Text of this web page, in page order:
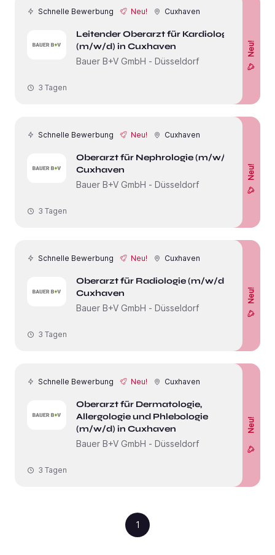
Schnelle Bewerbung Neu! Cuxhaven
Leitender Oberarzt für Kardiologie
(m/w/d) in Cuxhaven
Bauer B+V GmbH - Düsseldorf
Neu!
3 Tagen
Schnelle Bewerbung Neu! Cuxhaven
Oberarzt für Nephrologie (m/w/d) in
Cuxhaven
Bauer B+V GmbH - Düsseldorf
Neu!
3 Tagen
Schnelle Bewerbung Neu! Cuxhaven
Oberarzt für Radiologie (m/w/d) in
Cuxhaven
Bauer B+V GmbH - Düsseldorf
Neu!
3 Tagen
Schnelle Bewerbung Neu! Cuxhaven
Oberarzt für Dermatologie,
Allergologie und Phlebologie
(m/w/d) in Cuxhaven
Bauer B+V GmbH - Düsseldorf
Neu!
3 Tagen
1